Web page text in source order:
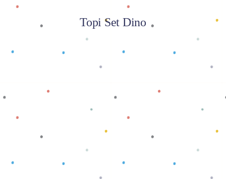
Topi Set Dino
Baca selengkapnya